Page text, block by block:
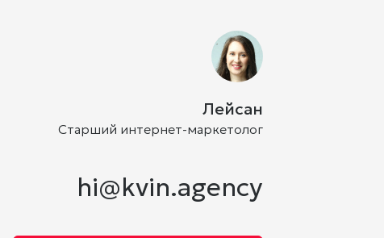
Лейсан
Старший интернет-маркетолог
hi@kvin.agency